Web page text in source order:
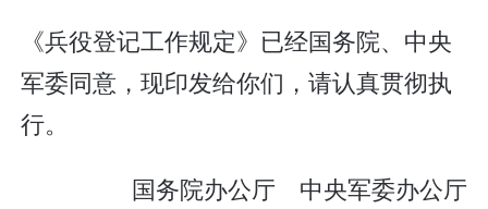
《兵役登记工作规定》已经国务院、中央
军委同意，现印发给你们，请认真贯彻执
行。
国务院办公厅 中央军委办公厅